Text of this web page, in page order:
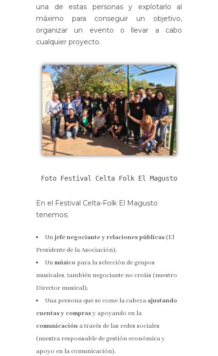
una de estas personas y explotarlo al
máximo para conseguir un objetivo,
organizar un evento o llevar a cabo
cualquier proyecto.
Foto Festival Celta Folk El Magusto
En el Festival Celta-Folk El Magusto
tenemos:
Unjefe negociante y relaciones públicas(El
Presidente de la Asociación);
Unmúsico para la selección de grupos
musicales, también negociante no creáis (nuestro
Director musical);
Una persona que se come la cabeza ajustando
cuentas y comprasy apoyando en la
comunicación a través de las redes sociales
(nuestra responsable de gestión económica y
apoyo en la comunicación).